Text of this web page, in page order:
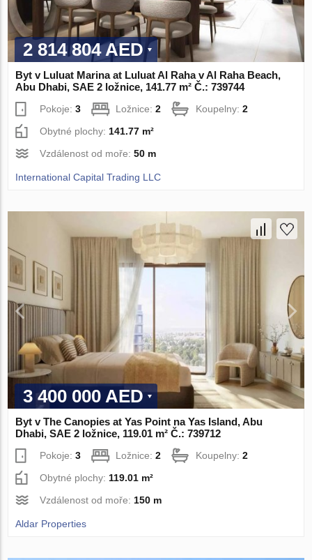
2 814 804 AED
Byt v Luluat Marina at Luluat Al Raha v Al Raha Beach,
Abu Dhabi, SAE 2 ložnice, 141.77 m² Č.: 739744
Pokoje:3 Ložnice:2 Koupelny:2
Obytné plochy: 141.77 m²
Vzdálenost od moře:50 m
International Capital Trading LLC
3 400 000 AED
Byt v The Canopies at Yas Point na Yas Island, Abu
Dhabi, SAE 2 ložnice, 119.01 m² Č.: 739712
Pokoje:3 Ložnice:2 Koupelny:2
Obytné plochy:119.01 m²
Vzdálenost od moře:150 m
Aldar Properties